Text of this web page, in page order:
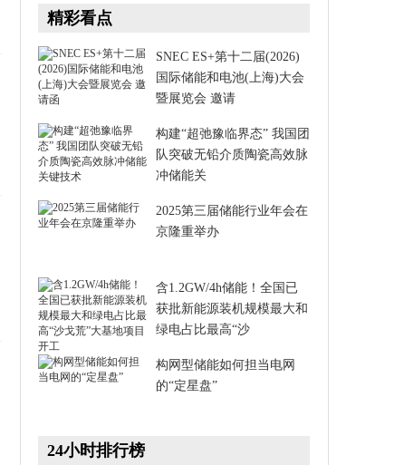
精彩看点
SNEC ES+第十二届(2026)
国际储能和电池(上海)大会
暨展览会 邀请
构建“超弛豫临界态” 我国团
队突破无铅介质陶瓷高效脉
冲储能关
2025第三届储能行业年会在
京隆重举办
含1.2GW/4h储能！全国已
获批新能源装机规模最大和
绿电占比最高“沙
构网型储能如何担当电网
的“定星盘”
24小时排行榜